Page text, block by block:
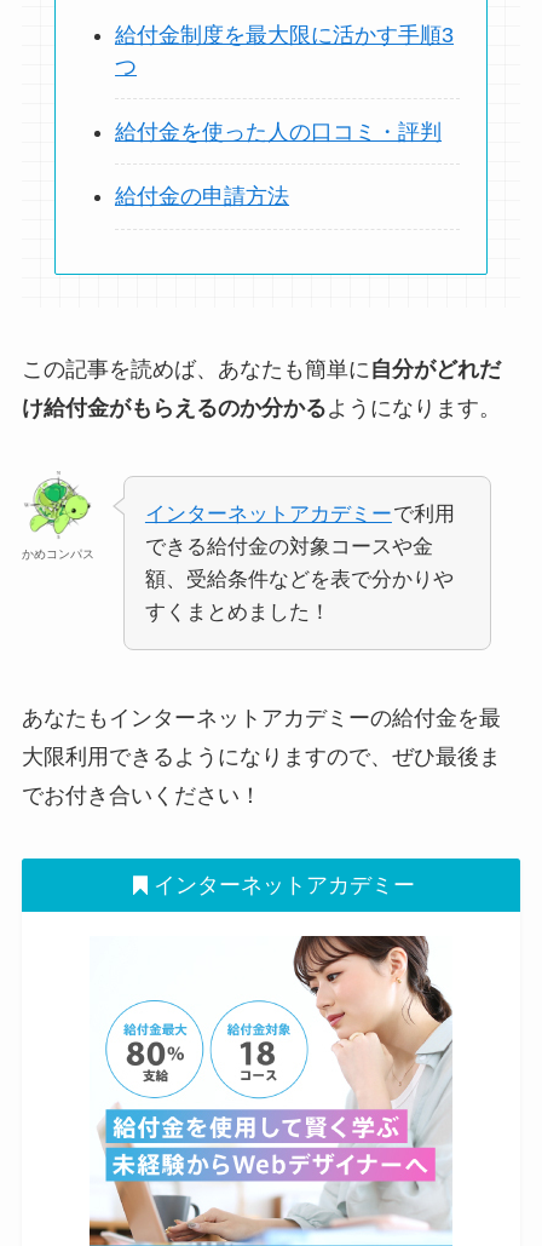
給付金制度を最大限に活かす手順3
つ
給付金を使った人の口コミ・評判
給付金の申請方法
この記事を読めば、あなたも簡単に自分がどれだ
け給付金がもらえるのか分かるようになります。
かめコンパス
インターネットアカデミーで利用
できる給付金の対象コースや金
額、受給条件などを表で分かりや
すくまとめました！
あなたもインターネットアカデミーの給付金を最
大限利用できるようになりますので、ぜひ最後ま
でお付き合いください！
インターネットアカデミー